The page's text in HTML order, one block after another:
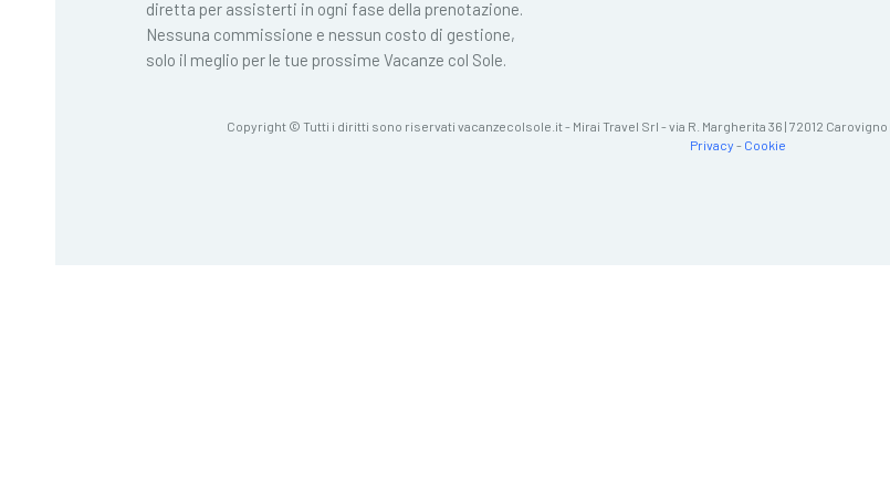
diretta per assisterti in ogni fase della prenotazione.
Nessuna commissione e nessun costo di gestione,
solo il meglio per le tue prossime Vacanze col Sole.
Copyright © Tutti i diritti sono riservati vacanzecolsole.it - Mirai Travel Srl - via R. Margherita 36 | 72012 Carovigno
Privacy - Cookie